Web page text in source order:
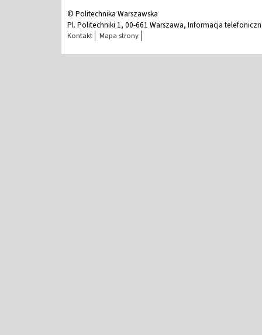
© Politechnika Warszawska
Pl. Politechniki 1, 00-661 Warszawa, Informacja
Kontakt Mapa strony